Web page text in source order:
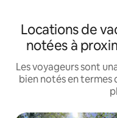
Locations de
notées à
Les voyageurs sont
bien notés en